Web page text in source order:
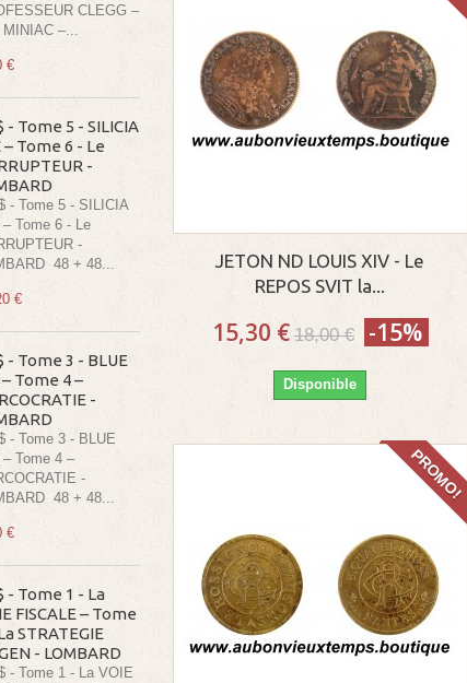
CLEGG –
MINIAC –...
€
- Tome 5 - SILICIA
– Tome 6 - Le
-
- Tome 5 - SILICIA
– Tome 6 - Le
-
48 + 48...
€
- Tome 3 - BLUE
– Tome 4 –
-
- Tome 3 - BLUE
– Tome 4 –
-
48 + 48...
€
- Tome 1 - La
FISCALE – Tome
STRATEGIE
- LOMBARD
- Tome 1 - La VOIE
JETON ND LOUIS XIV - Le
REPOS SVIT la...
15,30 € 18,00 € -15%
Disponible
PROMO!